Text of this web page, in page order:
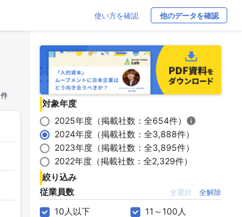
使い方を確認 他のデータを確認
件
対象年度
2025年度（掲載社数：全654件）
2024年度（掲載社数：全3,888件）
2023年度（掲載社数：全3,895件）
2022年度（掲載社数：全2,329件）
絞り込み
従業員数
全選択 全解除
10人以下
11～100人